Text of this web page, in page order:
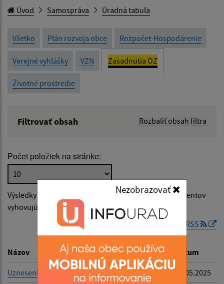
Nezobrazovať
Úvod Samospráva Úradná tabuľa
Všetko Plán rozvoja obce Rozpočet-Hospodárenie
Verejné vyhlášky VZN Zasadnutia OZ
Životné prostredie
Filtrovať obsah Rozbaliť obsah filtra
Popis:
Dátum zverejnenia od:
Dátum zverejnenia do:
Počet položiek na stránke:
Výsledky vyhľadávania v Zasadnutia OZ(počet dokumentov
vyhovujúcich zadaným kritériám: 3)
RSS
Názov Popis Dátum
Uznesenie č.48-57 - 16.05.2025